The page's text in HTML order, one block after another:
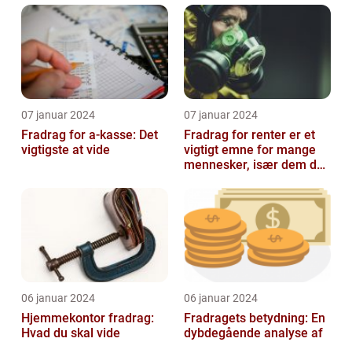
07 januar 2024
Fradrag for a-kasse: Det
vigtigste at vide
07 januar 2024
Fradrag for renter er et
vigtigt emne for mange
mennesker, især dem der
finansieri...
06 januar 2024
Hjemmekontor fradrag:
Hvad du skal vide
06 januar 2024
Fradragets betydning: En
dybdegående analyse af